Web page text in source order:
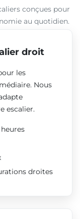
conçues pour
au quotidien.
droit
les
Nous
escalier.
droites